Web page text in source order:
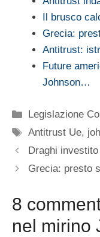
Il brusco
Grecia:
Antitrust:
Future
Johnson…
Categorie
Legislazione
Tag
Antitrust Ue,
Draghi
Grecia: presto
8
nel mirino